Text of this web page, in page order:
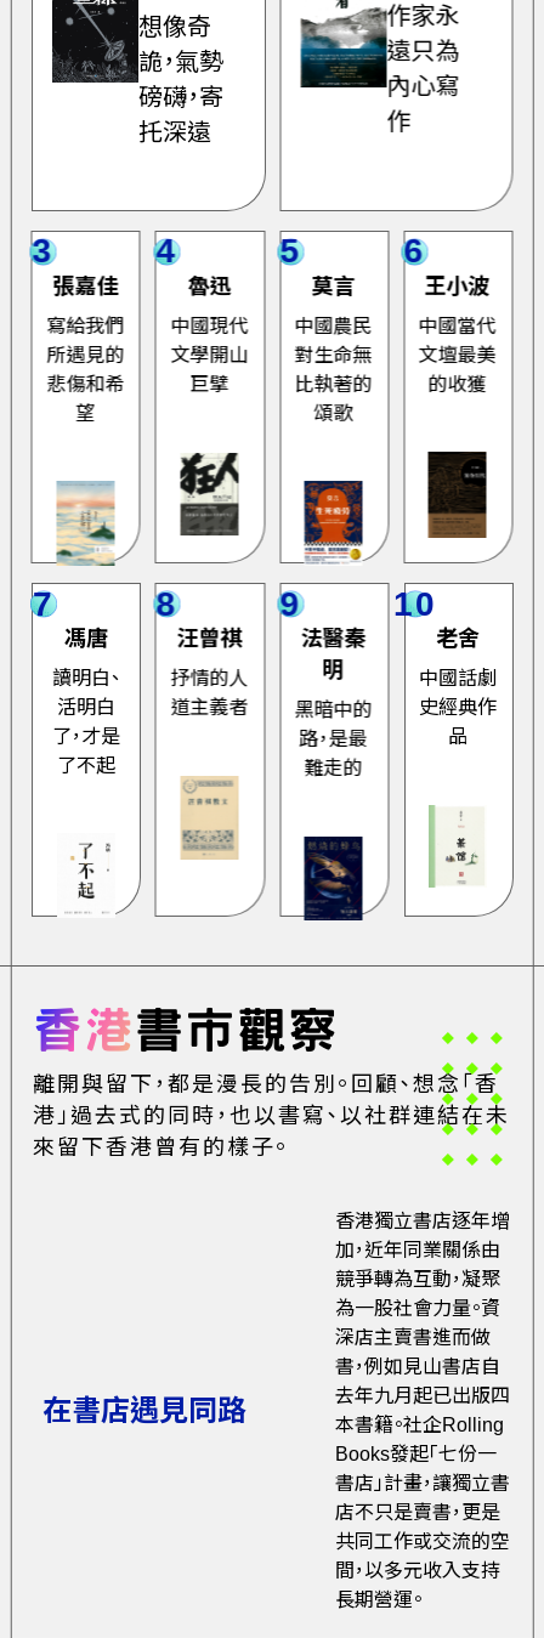
想像奇
詭，氣勢
磅礴，寄
托深遠
作家永
遠只為
內心寫
作
3
張嘉佳
寫給我們
所遇見的
悲傷和希
望
4
魯迅
中國現代
文學開山
巨擘
5
莫言
中國農民
對生命無
比執著的
頌歌
6
王小波
中國當代
文壇最美
的收獲
7
馮唐
讀明白、
活明白
了，才是
了不起
8
汪曾祺
抒情的人
道主義者
9
法醫秦
明
黑暗中的
路，是最
難走的
10
老舍
中國話劇
史經典作
品
香港書市觀察
離開與留下，都是漫長的告別。回顧、想念「香
港」過去式的同時，也以書寫、以社群連結在未
來留下香港曾有的樣子。
在書店遇見同路
香港獨立書店逐年增
加，近年同業關係由
競爭轉為互動，凝聚
為一股社會力量。資
深店主賣書進而做
書，例如見山書店自
去年九月起已出版四
本書籍。社企Rolling
Books發起「七份一
書店」計畫，讓獨立書
店不只是賣書，更是
共同工作或交流的空
間，以多元收入支持
長期營運。